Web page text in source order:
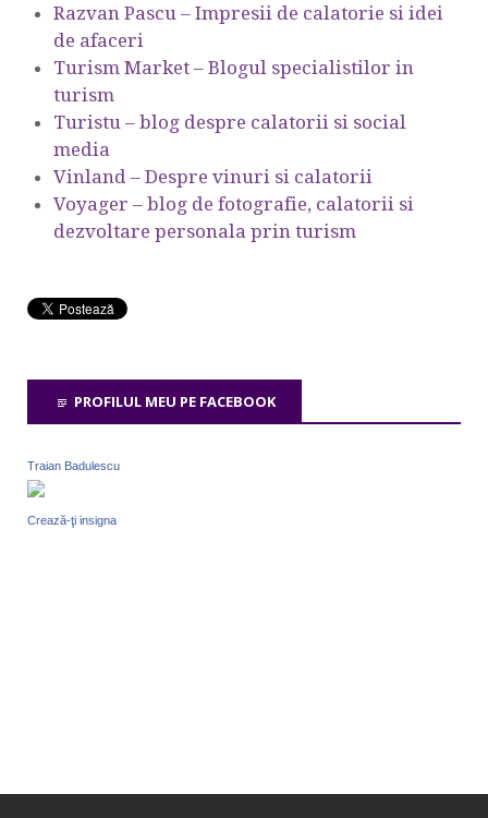
Razvan Pascu – Impresii de calatorie si idei
de afaceri
Turism Market – Blogul specialistilor in
turism
Turistu – blog despre calatorii si social
media
Vinland – Despre vinuri si calatorii
Voyager – blog de fotografie, calatorii si
dezvoltare personala prin turism
PROFILUL MEU PE FACEBOOK
Traian Badulescu
Crează-ţi insigna